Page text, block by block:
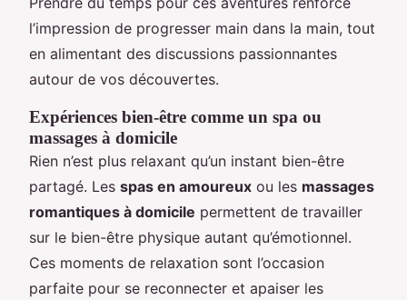
l’impression de progresser main dans la main, tout
en alimentant des discussions passionnantes
autour de vos découvertes.
Expériences bien-être comme un spa ou
massages à domicile
Rien n’est plus relaxant qu’un instant bien-être
partagé. Les spas en amoureux ou les massages
romantiques à domicile permettent de travailler
sur le bien-être physique autant qu’émotionnel.
Ces moments de relaxation sont l’occasion
parfaite pour se reconnecter et apaiser les